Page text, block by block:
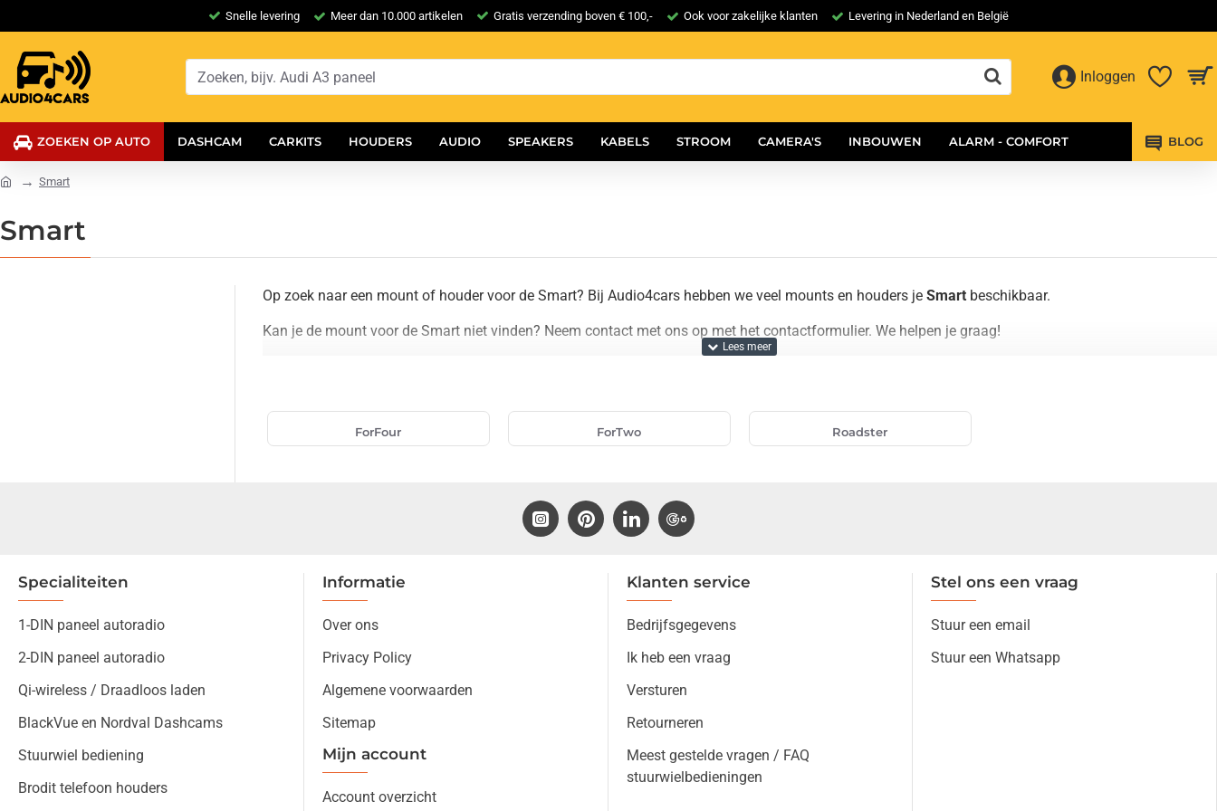
Snelle levering Meer dan 10.000 artikelen Gratis verzending boven € 100,- Ook voor zakelijke klanten Levering in Nederland en België
Inloggen
ZOEKEN OP AUTO DASHCAM CARKITS HOUDERS AUDIO SPEAKERS KABELS STROOM CAMERA'S INBOUWEN ALARM - COMFORT BLOG
Smart
Smart
Op zoek naar een mount of houder voor de Smart? Bij Audio4cars hebben we veel mounts en houders je Smart beschikbaar.
Kan je de mount voor de Smart niet vinden? Neem contact met ons op met het contactformulier. We helpen je graag!
ForFour ForTwo Roadster
Specialiteiten
1-DIN paneel autoradio
2-DIN paneel autoradio
Qi-wireless / Draadloos laden
BlackVue en Nordval Dashcams
Stuurwiel bediening
Brodit telefoon houders
Informatie
Over ons
Privacy Policy
Algemene voorwaarden
Sitemap
Mijn account
Account overzicht
Klanten service
Bedrijfsgegevens
Ik heb een vraag
Versturen
Retourneren
Meest gestelde vragen / FAQ
stuurwielbedieningen
Stel ons een vraag
Stuur een email
Stuur een Whatsapp